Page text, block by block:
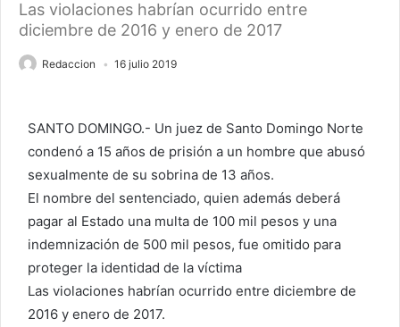
Las violaciones habrían ocurrido entre
diciembre de 2016 y enero de 2017
Redaccion 16 julio 2019
SANTO DOMINGO.- Un juez de Santo Domingo Norte
condenó a 15 años de prisión a un hombre que abusó
sexualmente de su sobrina de 13 años.
El nombre del sentenciado, quien además deberá
pagar al Estado una multa de 100 mil pesos y una
indemnización de 500 mil pesos, fue omitido para
proteger la identidad de la víctima
Las violaciones habrían ocurrido entre diciembre de
2016 y enero de 2017.